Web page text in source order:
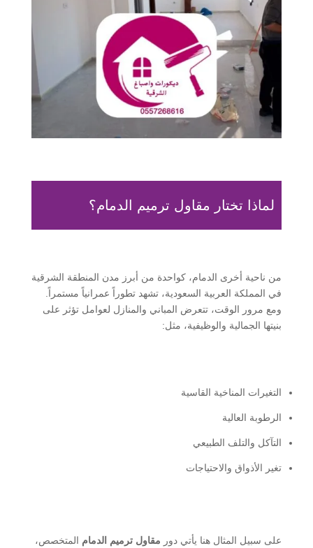
لماذا تختار مقاول ترميم الدمام؟
من ناحية أخرى الدمام، كواحدة من أبرز مدن المنطقة الشرقية
في المملكة العربية السعودية، تشهد تطوراً عمرانياً مستمراً.
ومع مرور الوقت، تتعرض المباني والمنازل لعوامل تؤثر على
بنيتها الجمالية والوظيفية، مثل:
التغيرات المناخية القاسية
الرطوبة العالية
التآكل والتلف الطبيعي
تغير الأذواق والاحتياجات
على سبيل المثال هنا يأتي دور مقاول ترميم الدمام المتخصص،